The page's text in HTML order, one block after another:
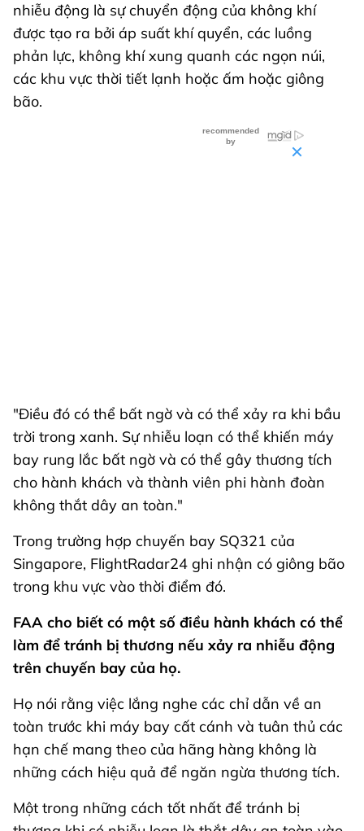
nhiễu động là sự chuyển động của không khí
được tạo ra bởi áp suất khí quyển, các luồng
phản lực, không khí xung quanh các ngọn núi,
các khu vực thời tiết lạnh hoặc ấm hoặc giông
bão.
"Điều đó có thể bất ngờ và có thể xảy ra khi bầu
trời trong xanh. Sự nhiễu loạn có thể khiến máy
bay rung lắc bất ngờ và có thể gây thương tích
cho hành khách và thành viên phi hành đoàn
không thắt dây an toàn."
Trong trường hợp chuyến bay SQ321 của
Singapore, FlightRadar24 ghi nhận có giông bão
trong khu vực vào thời điểm đó.
FAA cho biết có một số điều hành khách có thể
làm để tránh bị thương nếu xảy ra nhiễu động
trên chuyến bay của họ.
Họ nói rằng việc lắng nghe các chỉ dẫn về an
toàn trước khi máy bay cất cánh và tuân thủ các
hạn chế mang theo của hãng hàng không là
những cách hiệu quả để ngăn ngừa thương tích.
Một trong những cách tốt nhất để tránh bị